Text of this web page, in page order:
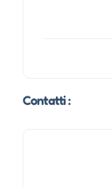
Contatti :